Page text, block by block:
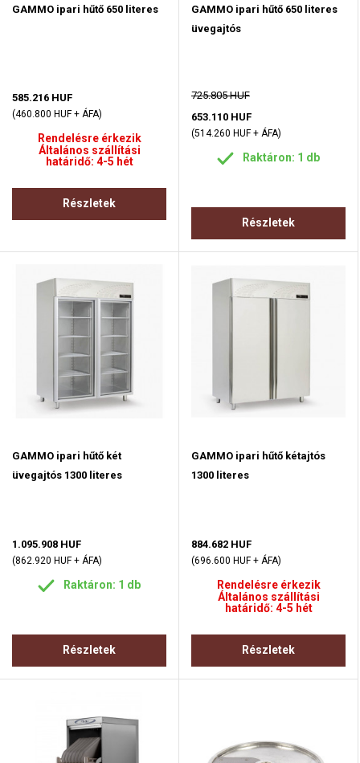
GAMMO ipari hűtő 650 literes
585.216 HUF
(460.800 HUF + ÁFA)
Rendelésre érkezik
Általános szállítási
határidő: 4-5 hét
Részletek
GAMMO ipari hűtő 650 literes
üvegajtós
725.805 HUF
653.110 HUF
(514.260 HUF + ÁFA)
Raktáron: 1 db
Részletek
GAMMO ipari hűtő két
üvegajtós 1300 literes
1.095.908 HUF
(862.920 HUF + ÁFA)
Raktáron: 1 db
Részletek
GAMMO ipari hűtő kétajtós
1300 literes
884.682 HUF
(696.600 HUF + ÁFA)
Rendelésre érkezik
Általános szállítási
határidő: 4-5 hét
Részletek